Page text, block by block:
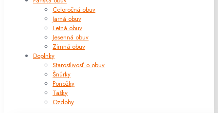
Celoročná obuv
Jarná obuv
Letná obuv
Jesenná obuv
Zimná obuv
Doplnky
Starostlivosť o obuv
Šnúrky
Ponožky
Tašky
Ozdoby